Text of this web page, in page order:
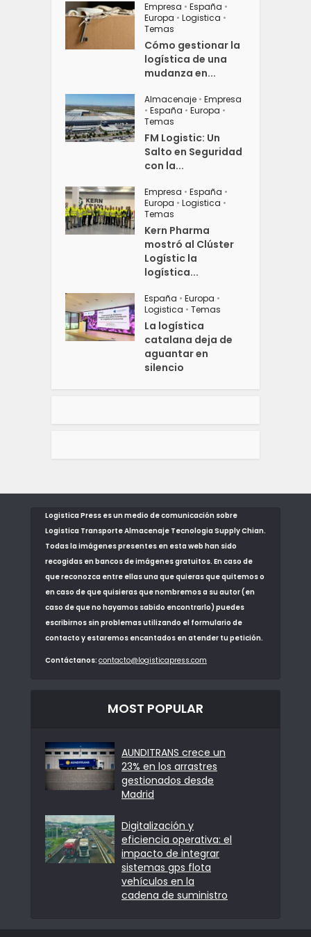
Empresa • España •
Europa • Logistica •
Temas
Cómo gestionar la
logística de una
mudanza en...
Almacenaje • Empresa
• España • Europa •
Temas
FM Logistic: Un
Salto en Seguridad
con la...
Empresa • España •
Europa • Logistica •
Temas
Kern Pharma
mostró al Clúster
Logístic la
logística...
España • Europa •
Logistica • Temas
La logística
catalana deja de
aguantar en
silencio
Logistica Press es un medio de comunicación sobre
Logistica Transporte Almacenaje Tecnologia Supply Chian.
Todas la imágenes presentes en esta web han sido
recogidas en bancos de imágenes gratuitos. En caso de
que reconozca entre ellas una que quieras que quitemos o
en caso de que quisieras que nombremos a su autor (en
caso de que no hayamos sabido encontrarlo) puedes
escribirnos sin problemas utilizando el formulario de
contacto y estaremos encantados en atender tu petición.
Contáctanos: contacto@logisticapress.com
MOST POPULAR
AUNDITRANS crece un
23% en los arrastres
gestionados desde
Madrid
Digitalización y
eficiencia operativa: el
impacto de integrar
sistemas gps flota
vehículos en la
cadena de suministro